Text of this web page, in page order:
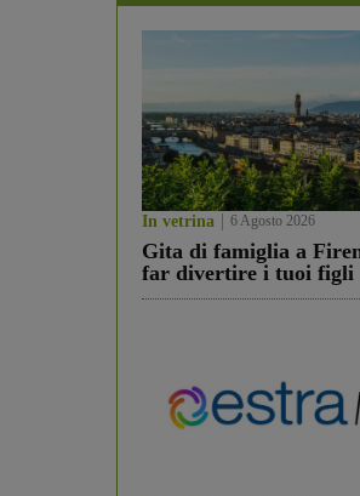
In vetrina 6 Agosto 2026
Gita di famiglia a
far divertire i tuoi figli